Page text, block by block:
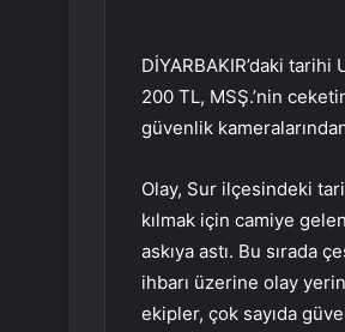
DİYARBAKIR’daki tarihi
200 TL, MSŞ.’nin
güvenlik
Olay, Sur ilçesindeki
kılmak için camiye
askıya astı. Bu sırada
ihbarı üzerine olay
ekipler, çok sayıda